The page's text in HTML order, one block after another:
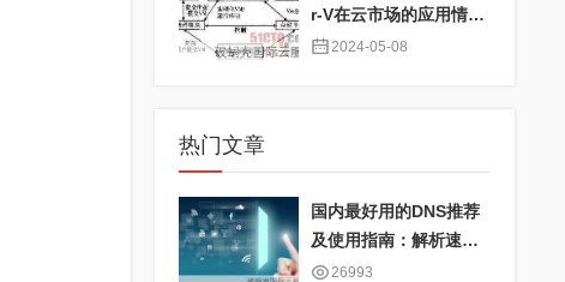
r-V在云市场的应用情况
对比及性能分析
2024-05-08
热门文章
国内最好用的DNS推荐
及使用指南：解析速度
快、服务器全面、IP地
26993